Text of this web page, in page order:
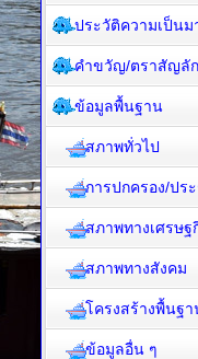
ประวัติความเป็นม
คำขวัญ/ตราสัญลั
ข้อมูลพื้นฐาน
สภาพทั่วไป
การปกครอง/ปร
สภาพทางเศรษฐ
สภาพทางสังคม
โครงสร้างพื้นฐ
ข้อมูลอื่น ๆ